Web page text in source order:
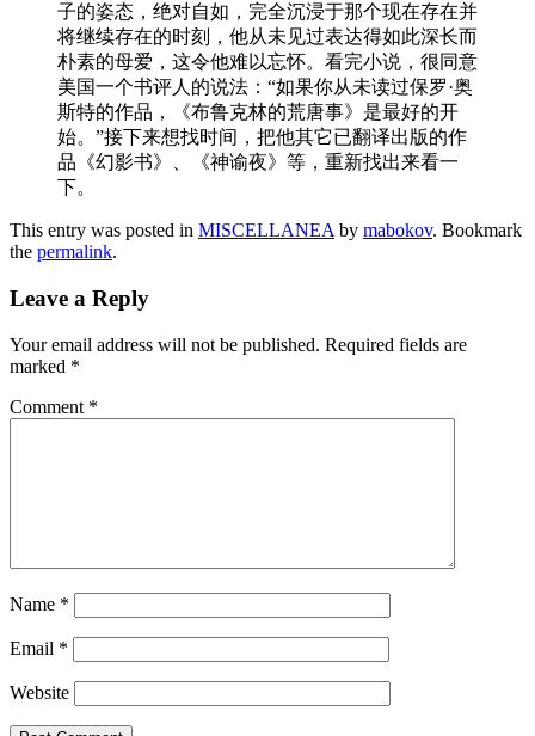
子的姿态，绝对自如，完全沉浸于那个现在存在并
将继续存在的时刻，他从未见过表达得如此深长而
朴素的母爱，这令他难以忘怀。看完小说，很同意
美国一个书评人的说法：“如果你从未读过保罗·奥
斯特的作品，《布鲁克林的荒唐事》是最好的开
始。”接下来想找时间，把他其它已翻译出版的作
品《幻影书》、《神谕夜》等，重新找出来看一
下。
This entry was posted in MISCELLANEAby mabokov. Bookmark
the permalink.
Leave a Reply
Your email address will not be published. Required fields are
marked *
Comment *
Name *
Email *
Website